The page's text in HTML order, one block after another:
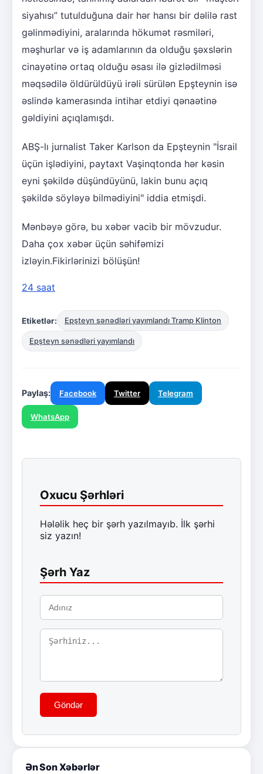
siyahısı” tutulduğuna dair hər hansı bir dəlilə rast
gəlinmədiyini, aralarında hökumət rəsmiləri,
məşhurlar və iş adamlarının da olduğu şəxslərin
cinayətinə ortaq olduğu əsası ilə gizlədilməsi
məqsədilə öldürüldüyü irəli sürülən Epşteynin isə
əslində kamerasında intihar etdiyi qənaətinə
gəldiyini açıqlamışdı.
ABŞ-lı jurnalist Taker Karlson da Epşteynin "İsrail
üçün işlədiyini, paytaxt Vaşinqtonda hər kəsin
eyni şəkildə düşündüyünü, lakin bunu açıq
şəkildə söyləyə bilmədiyini" iddia etmişdi.
Mənbəyə görə, bu xəbər vacib bir mövzudur.
Daha çox xəbər üçün səhifəmizi
izləyin.Fikirlərinizi bölüşün!
24 saat
Etiketlər: Epşteyn sənədləri yayımlandı Tramp Klinton
Epşteyn sənədləri yayımlandı
Paylaş: Facebook Twitter Telegram
WhatsApp
Oxucu Şərhləri
Hələlik heç bir şərh yazılmayıb. İlk şərhi
siz yazın!
Şərh Yaz
Göndər
Ən Son Xəbərlər